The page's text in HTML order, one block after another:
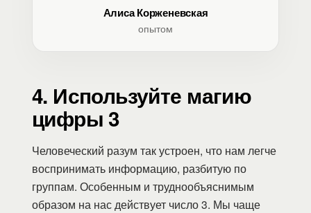
Алиса Корженевская
опытом
4. Используйте магию
цифры 3
Человеческий разум так устроен, что нам легче
воспринимать информацию, разбитую по
группам. Особенным и труднообъяснимым
образом на нас действует число 3. Мы чаще